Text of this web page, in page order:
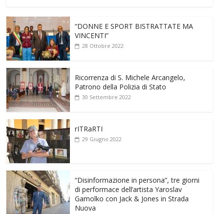
“DONNE E SPORT BISTRATTATE MA
VINCENTI”
28 Ottobre 2022
Ricorrenza di S. Michele Arcangelo,
Patrono della Polizia di Stato
30 Settembre 2022
rITRaRTI
29 Giugno 2022
“Disinformazione in persona”, tre giorni
di performace dell’artista Yaroslav
Gamolko con Jack & Jones in Strada
Nuova